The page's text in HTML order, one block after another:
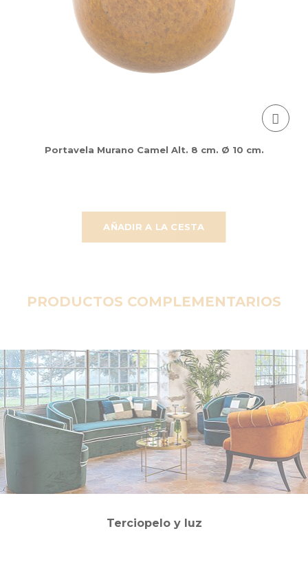
AÑADIR A LA CESTA
Portavela Murano Camel Alt. 8 cm. Ø 10 cm.
PRODUCTOS COMPLEMENTARIOS
Terciopelo y luz